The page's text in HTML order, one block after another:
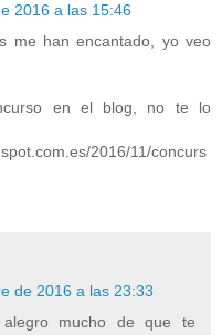
2016 a las 15:46
me han encantado, yo veo
en el blog, no te lo
2016/11/concurs
de 2016 a las 23:33
alegro mucho de que te